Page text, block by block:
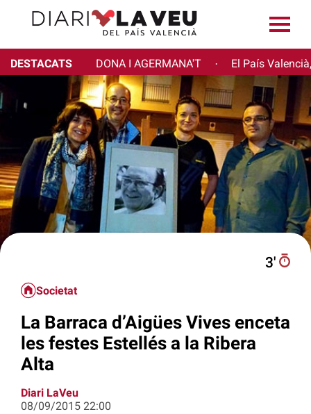
DESTACATS DONA I AGERMANA'T · El País
3′
Societat
La Barraca d’Aigües Vives enceta
les festes Estellés a la Ribera
Alta
Diari LaVeu
08/09/2015 22:00